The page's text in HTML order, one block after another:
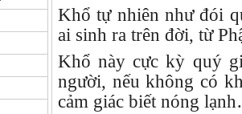
Khổ tự nhiên như đói
ai sinh ra trên đời, từ
Khổ này cực kỳ quý
người, nếu không có
cảm giác biết nóng